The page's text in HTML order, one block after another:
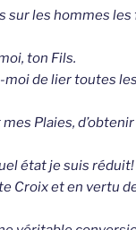
sur les hommes les
ton Fils.
moi de lier toutes
Plaies,
état je suis réduit!
Croix eten vertu